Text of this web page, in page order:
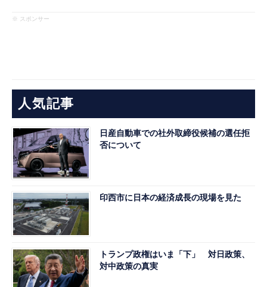
※ スポンサー
人気記事
日産自動車での社外取締役候補の選任拒
否について
印西市に日本の経済成長の現場を見た
トランプ政権はいま「下」 対日政策、
対中政策の真実